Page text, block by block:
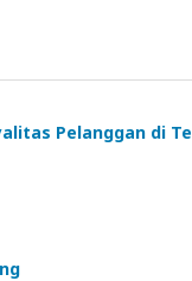
Pelanggan di